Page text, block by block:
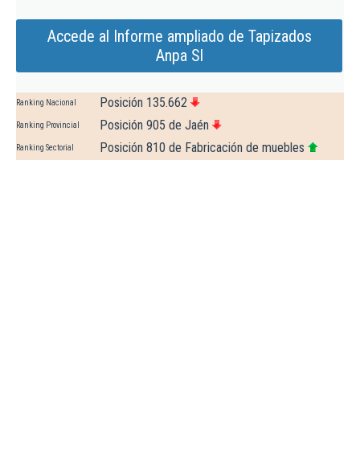
Accede al Informe ampliado de Tapizados
Anpa Sl
Ranking Nacional Posición 135.662
Ranking Provincial Posición 905 de Jaén
Ranking Sectorial Posición 810 de Fabricación de muebles